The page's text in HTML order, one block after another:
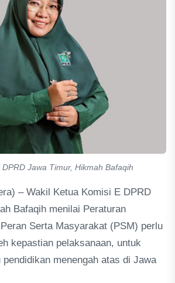
Jawa Timur, Hikmah Bafaqih
– Wakil Ketua Komisi E DPRD
Bafaqih menilai Peraturan
Serta Masyarakat (PSM) perlu
kepastian pelaksanaan, untuk
menengah atas di Jawa